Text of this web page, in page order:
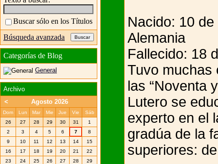
Nacido: 10
Alemania
Fallecido: 18
Tuvo muchas
las “Noventa
Lutero se
experto en el
gradúa de la
superiores:
Buscar sólo en los Títulos
Búsqueda avanzada
Categorías de Blog
General
Archivo
<
Agosto 2026
Dom Lun Mar Mie Jue Vie
Sáb
26
27 28 29 30 31
1
2
3 4 5 6 7
8
9
10 11 12 13 14
15
16
17 18 19 20 21
22
23
24 25 26 27 28
29